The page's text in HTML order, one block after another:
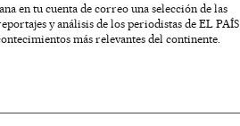
en tu cuenta de correo una selección de las
y análisis de los periodistas de EL PAÍS
más relevantes del continente.